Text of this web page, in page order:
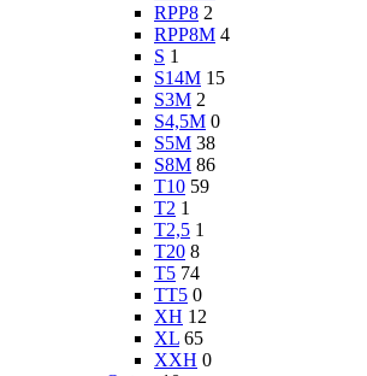
RPP8 2
RPP8M 4
S 1
S14M 15
S3M 2
S4,5M 0
S5M 38
S8M 86
T10 59
T2 1
T2,5 1
T20 8
T5 74
TT5 0
XH 12
XL 65
XXH 0